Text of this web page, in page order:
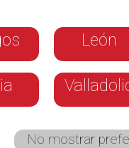
León
No mostrar